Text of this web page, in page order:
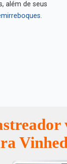
além de seus
.